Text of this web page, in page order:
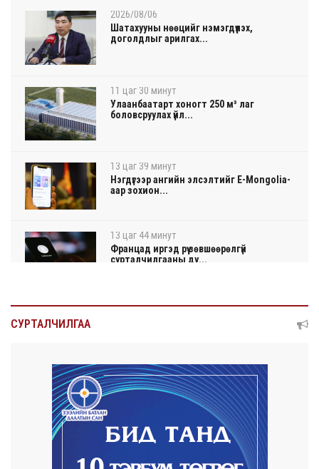
2026/08/06
Шатахууны нөөцийг нэмэгдүүлэх,
доголдлыг арилгах...
11 цаг 30 минут
Улаанбаатарт хоногт 250 м³ лаг
боловсруулах үйл...
13 цаг 39 минут
Нэгдүгээр ангийн элсэлтийг E-Mongolia-
аар зохион...
13 цаг 44 минут
Францад иргэд рүү зөвшөөрөлгүй
сурталчилгааны ду...
13 цаг 48 минут
13 цаг 50 минут
Автомашины улсын дугаар сондгой
тоогоор төгссөн ...
СУРТАЛЧИЛГАА